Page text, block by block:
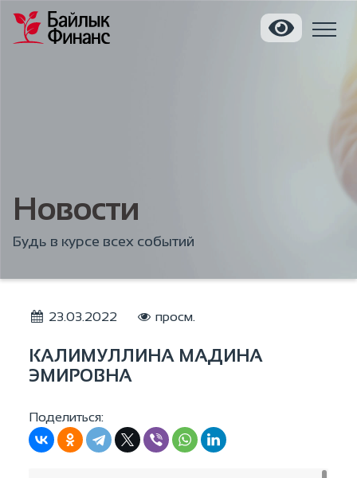
Новости
Будь в курсе всех событий
23.03.2022 просм.
КАЛИМУЛЛИНА МАДИНА
ЭМИРОВНА
Поделиться: